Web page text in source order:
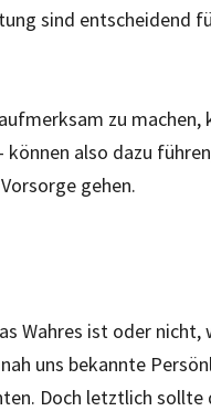
sind entscheidend
zu machen,
also dazu
gehen.
Wahres ist oder
uns bekannte
Doch letztlich sollte